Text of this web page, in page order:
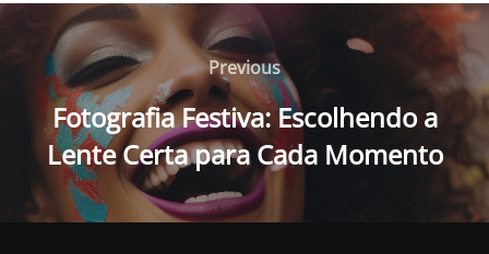
Navegação
de
Post
Previous
Previous
Fotografia Festiva: Escolhendo a
Lente Certa para Cada Momento